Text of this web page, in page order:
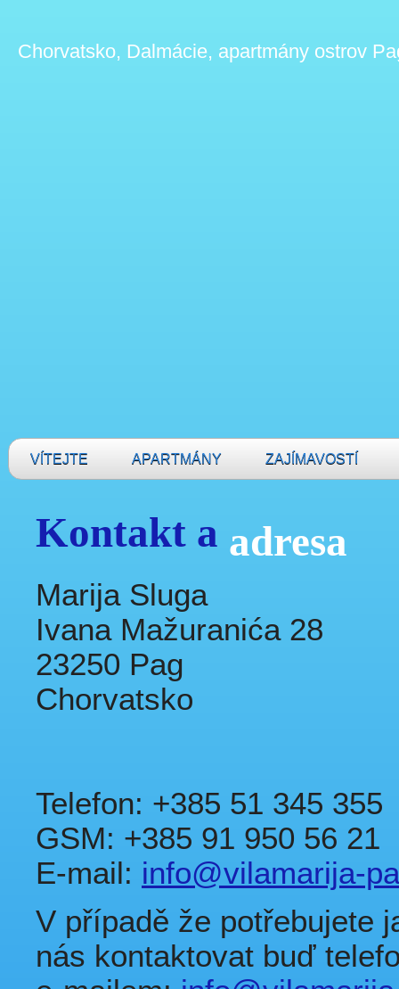
Chorvatsko, Dalmácie, apartmány ostrov
VÍTEJTE APARTMÁNY ZAJÍMAVOSTÍ
Kontakt a adresa
Marija Sluga
Ivana Mažuranića 28
23250 Pag
Chorvatsko
Telefon: +385 51 345 355
GSM: +385 91 950 56 21
E-mail: info@vilamarija-
V případě že potřebujete
nás kontaktovat buď